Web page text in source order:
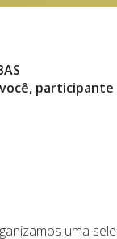
participante
uma